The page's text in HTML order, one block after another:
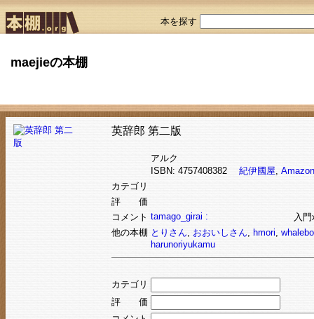
本を探す
maejieの本棚
英辞郎 第二版
アルク
ISBN: 4757408382 紀伊國屋, Amazon
カテゴリ
評 価
コメント tamago_girai :
入
他の本棚 とりさん, おおいしさん, hmori,
harunoriyukamu
カテゴリ
評 価